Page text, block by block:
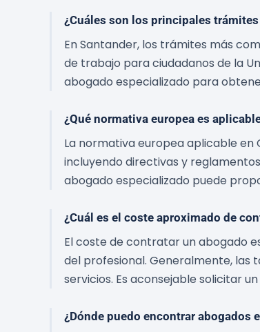
¿Cuáles son los principales
En Santander, los trámites más
de trabajo para ciudadanos de la
abogado especializado para
¿Qué normativa europea es
La normativa europea aplicable en
incluyendo directivas y
abogado especializado puede
¿Cuál es el coste aproximado de
El coste de contratar un abogado
del profesional. Generalmente, las
servicios. Es aconsejable solicitar
¿Dónde puedo encontrar abogados